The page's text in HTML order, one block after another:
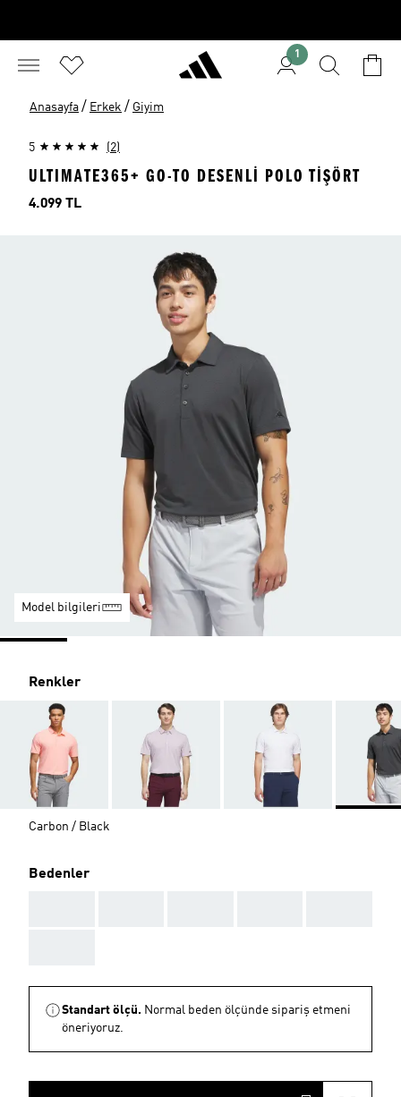
1
Anasayfa / Erkek / Giyim
5 (2)
ULTIMATE365+ GO-TO DESENLİ POLO TİŞÖRT
Fiyat
4.099 TL
Model bilgileri
Renkler
Carbon / Black
Bedenler
Standart ölçü. Normal beden ölçünde sipariş etmeni
öneriyoruz.